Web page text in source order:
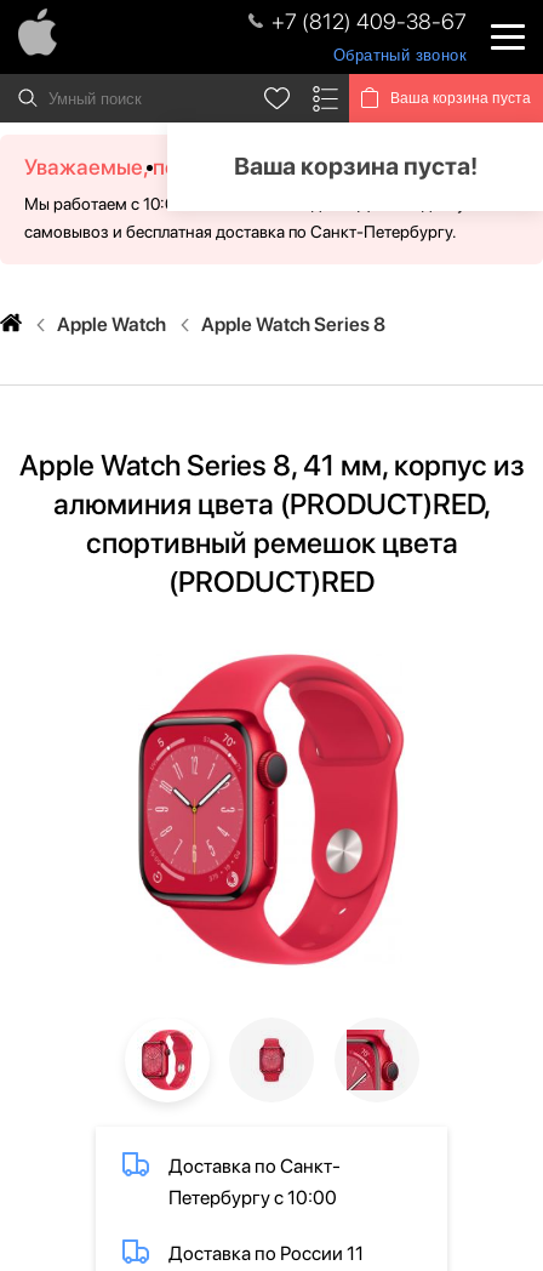
+7 (812) 409-38-67
Обратный звонок
Ваша корзина пуста
Ваша корзина пуста!
Уважаемые, посетители!
Мы работаем с 10:00 - 21:00 без выходных. Для Вас доступен
самовывоз и бесплатная доставка по Санкт-Петербургу.
Apple Watch Apple Watch Series 8
Apple Watch Series 8, 41 мм, корпус из
алюминия цвета (PRODUCT)RED,
спортивный ремешок цвета
(PRODUCT)RED
Доставка по Санкт-
Петербургу с 10:00
Доставка по России 11